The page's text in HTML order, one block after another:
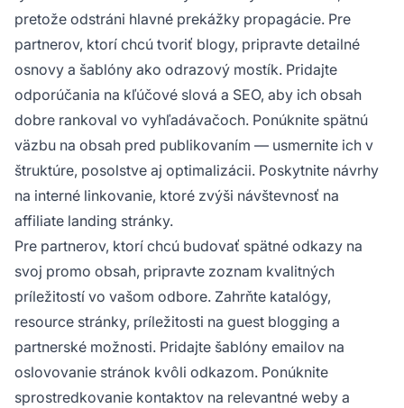
pretože odstráni hlavné prekážky propagácie. Pre
partnerov, ktorí chcú tvoriť blogy, pripravte detailné
osnovy a šablóny ako odrazový mostík. Pridajte
odporúčania na kľúčové slová a SEO, aby ich obsah
dobre rankoval vo vyhľadávačoch. Ponúknite spätnú
väzbu na obsah pred publikovaním — usmernite ich v
štruktúre, posolstve aj optimalizácii. Poskytnite návrhy
na interné linkovanie, ktoré zvýši návštevnosť na
affiliate landing stránky.
Pre partnerov, ktorí chcú budovať spätné odkazy na
svoj promo obsah, pripravte zoznam kvalitných
príležitostí vo vašom odbore. Zahrňte katalógy,
resource stránky, príležitosti na guest blogging a
partnerské možnosti. Pridajte šablóny emailov na
oslovovanie stránok kvôli odkazom. Ponúknite
sprostredkovanie kontaktov na relevantné weby a